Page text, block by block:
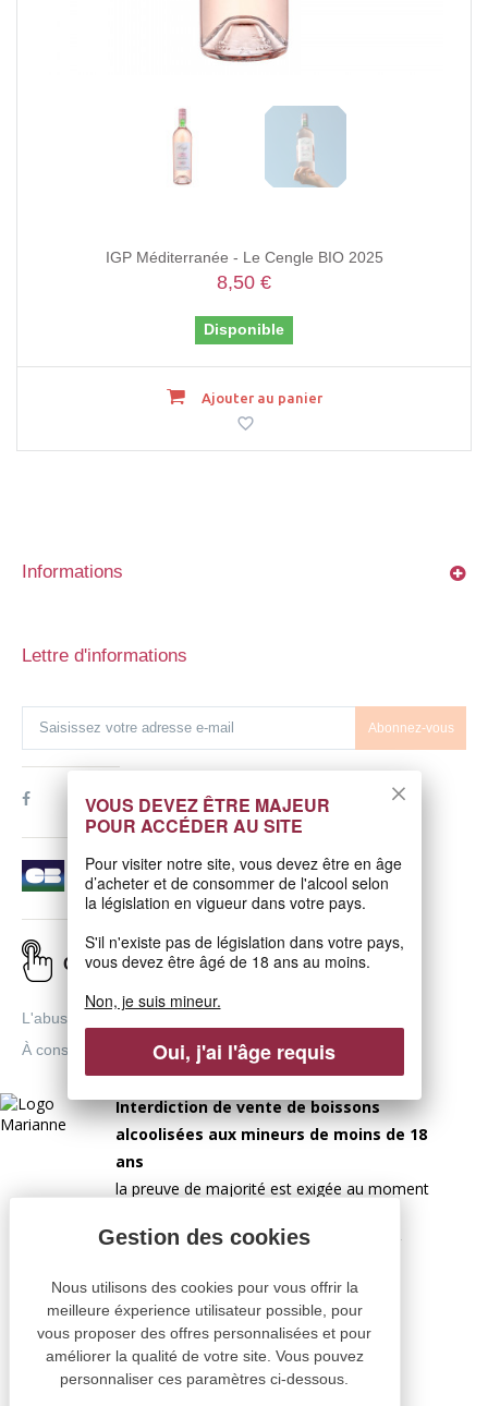
IGP Méditerranée - Le Cengle BIO 2025
8,50 €
Disponible
Ajouter au panier
Informations
Lettre d'informations
Abonnez-vous
Click & Collect
L'abus d'alcool est dangereux pour la santé.
À consommer avec modération.
Interdiction de vente de boissons
alcoolisées aux mineurs de moins de 18
ans
la preuve de majorité est exigée au moment
CODE DE LA SANTÉ PUBLIQUE, ART.L 3342-1 ET
Nous utilisons des cookies pour vous offrir la
meilleure éxperience utilisateur possible, pour
vous proposer des offres personnalisées et pour
améliorer la qualité de votre site. Vous pouvez
personnaliser ces paramètres ci-dessous.
VOUS DEVEZ ÊTRE MAJEUR
POUR ACCÉDER AU SITE
Pour visiter notre site, vous devez être en âge
d’acheter et de consommer de l'alcool selon
la législation en vigueur dans votre pays.
S'il n'existe pas de législation dans votre pays,
vous devez être âgé de 18 ans au moins.
Non, je suis mineur.
Oui, j'ai l'âge requis